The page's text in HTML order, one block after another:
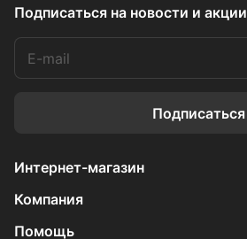
Подписаться на новости и акции
Подписаться
Интернет-магазин
Компания
Помощь